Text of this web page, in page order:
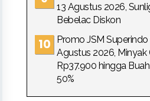
13 Agustus 2026,
Bebelac Diskon
Promo JSM Superindo
Agustus 2026, Minyak
Rp37.900 hingga
50%